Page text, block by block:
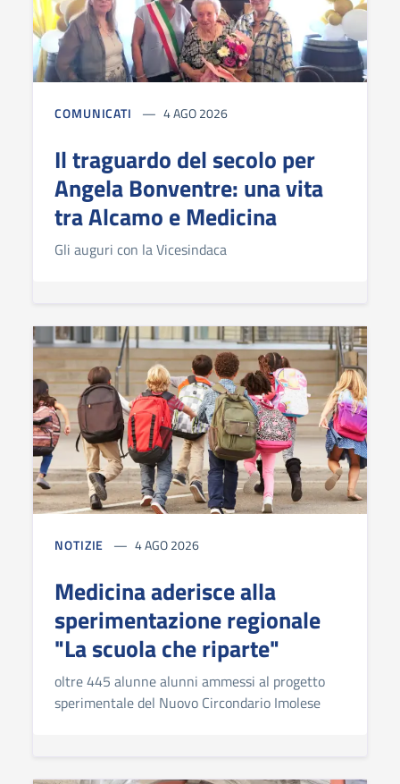
COMUNICATI 4 AGO 2026
Il traguardo del secolo per
Angela Bonventre: una vita
tra Alcamo e Medicina
Gli auguri con la Vicesindaca
NOTIZIE 4 AGO 2026
Medicina aderisce alla
sperimentazione regionale
"La scuola che riparte"
oltre 445 alunne alunni ammessi al progetto
sperimentale del Nuovo Circondario Imolese